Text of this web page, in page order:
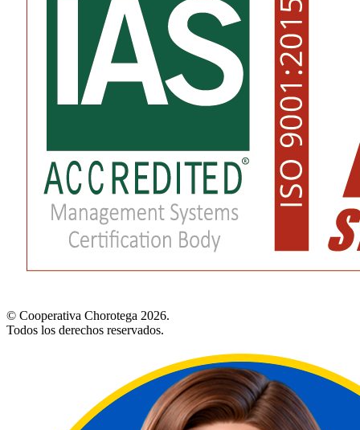
© Cooperativa Chorotega 2026.
Todos los derechos reservados.